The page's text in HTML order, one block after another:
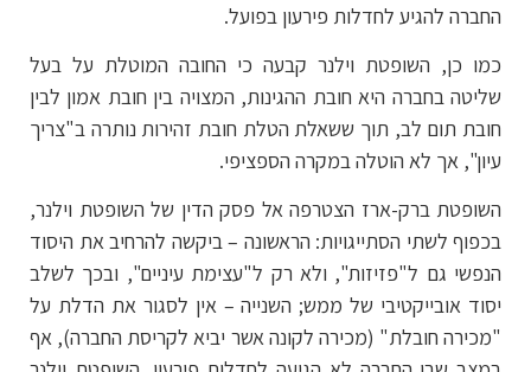
החברה להגיע לחדלות פירעון בפועל.
כמו כן, השופטת וילנר קבעה כי החובה המוטלת על בעל
שליטה בחברה היא חובת ההגינות, המצויה בין חובת אמון לבין
חובת תום לב, תוך ששאלת הטלת חובת זהירות נותרה ב"צריך
עיון", אך לא הוטלה במקרה הספציפי.
השופטת ברק-ארז הצטרפה אל פסק הדין של השופטת וילנר,
בכפוף לשתי הסתייגויות: הראשונה – ביקשה להרחיב את היסוד
הנפשי גם ל"פזיזות", ולא רק ל"עצימת עיניים", ובכך לשלב
יסוד אובייקטיבי של ממש; השנייה – אין לסגור את הדלת על
"מכירה חובלת" (מכירה לקונה אשר יביא לקריסת החברה), אף